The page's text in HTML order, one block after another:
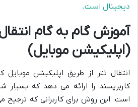
دیجیتال است.
آموزش گام به گام
(اپلیکیشن موبایل)
انتقال تتر از طریق اپلیکیشن موبایل
کاربرپسند را ارائه می دهد که
است. این روش برای کاربرانی که